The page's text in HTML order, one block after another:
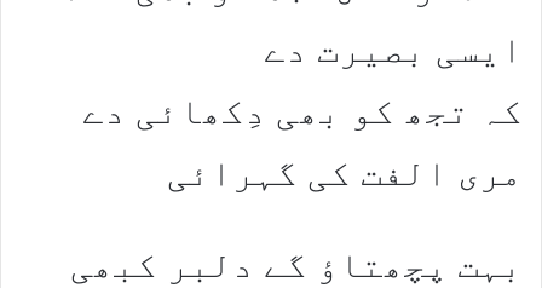
ایسی بصیرت دے
کہ تجھ کو بھی دِکھائی دے
مری الفت کی گہرائی
بہت پچھتاؤ گے دلبر کبھی